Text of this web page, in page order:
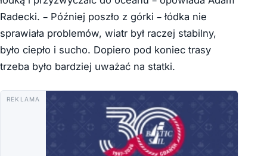
Radecki. – Później poszło z górki – łódka nie
sprawiała problemów, wiatr był raczej stabilny,
było ciepło i sucho. Dopiero pod koniec trasy
trzeba było bardziej uważać na statki.
REKLAMA